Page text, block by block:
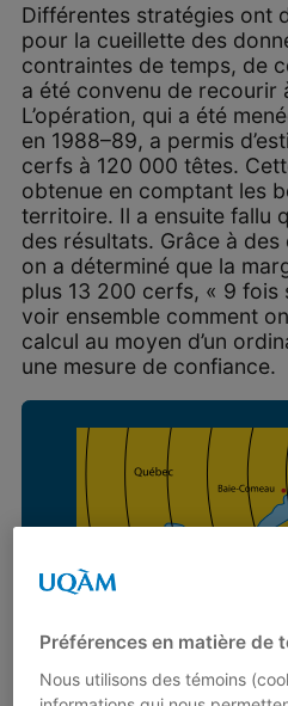
Différentes stratégies ont
pour la cueillette des
contraintes de temps, de
a été convenu de recourir
L’opération, qui a été
en 1988–89, a permis
cerfs à 120 000 têtes.
obtenue en comptant les
territoire. Il a ensuite fallu
des résultats. Grâce à
on a déterminé que la
plus 13 200 cerfs, « 9 fois
voir ensemble comment
calcul au moyen d’un
une mesure de confiance.
Préférences en matière de
Nous utilisons des témoins